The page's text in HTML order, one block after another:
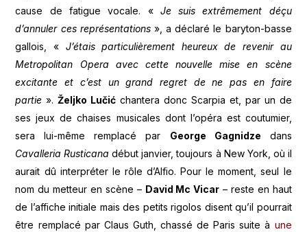
cause de fatigue vocale. « Je suis extrêmement déçu
d’annuler ces représentations», a déclaré le baryton-basse
gallois, « J’étais particulièrement heureux de revenir au
Metropolitan Opera avec cette nouvelle mise en scène
excitante et c’est un grand regret de ne pas en faire
partie ».Željko Lučić chantera donc Scarpia et, par un de
ses jeux de chaises musicales dont l’opéra est coutumier,
sera lui-même remplacé par George Gagnidze dans
Cavalleria Rusticana début janvier, toujours à New York, où il
aurait dû interpréter le rôle d’Alfio. Pour le moment, seul le
nom du metteur en scène – David Mc Vicar – reste en haut
de l’affiche initiale mais des petits rigolos disent qu’il pourrait
être remplacé par Claus Guth, chassé de Paris suite à une